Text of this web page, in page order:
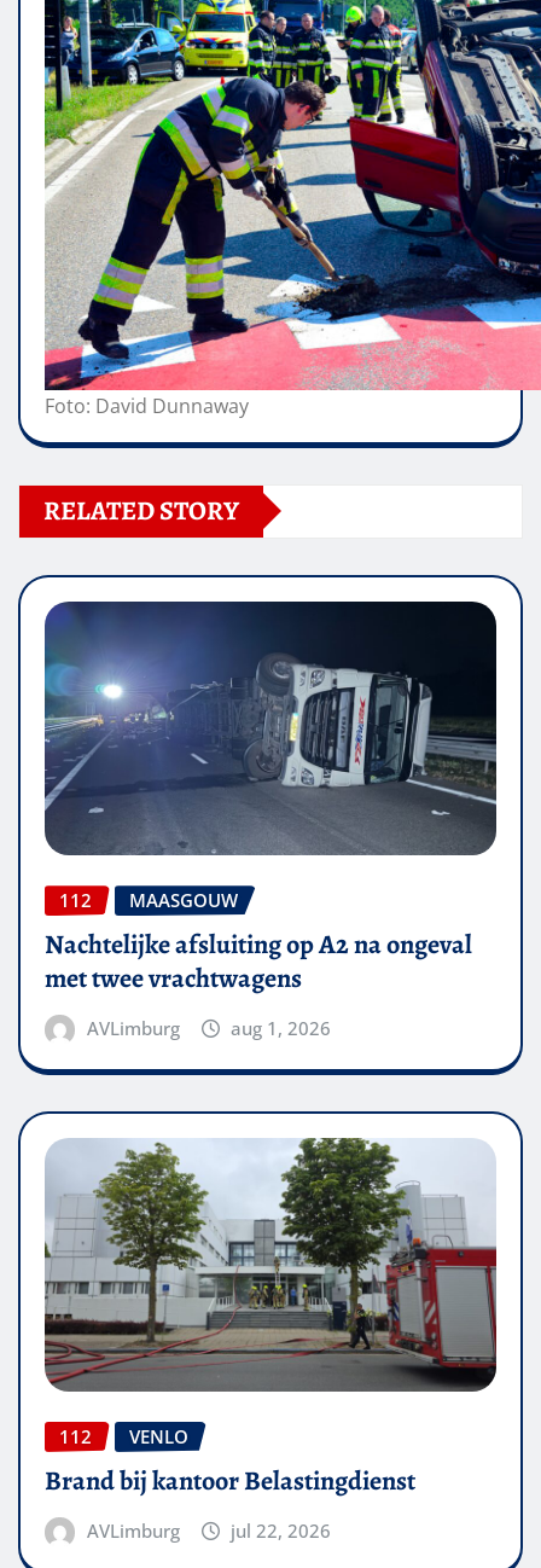
Foto: David Dunnaway
RELATED STORY
112 MAASGOUW
Nachtelijke afsluiting op A2 na ongeval
met twee vrachtwagens
AVLimburg aug 1, 2026
112 VENLO
Brand bij kantoor Belastingdienst
AVLimburg jul 22, 2026